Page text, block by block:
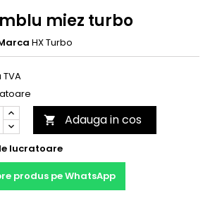
miez turbo
HX Turbo
TVA
 Adauga in cos
lucratoare
produs pe WhatsApp